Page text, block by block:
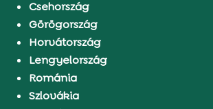
Csehország
Görögország
Horvátország
Lengyelország
Románia
Szlovákia